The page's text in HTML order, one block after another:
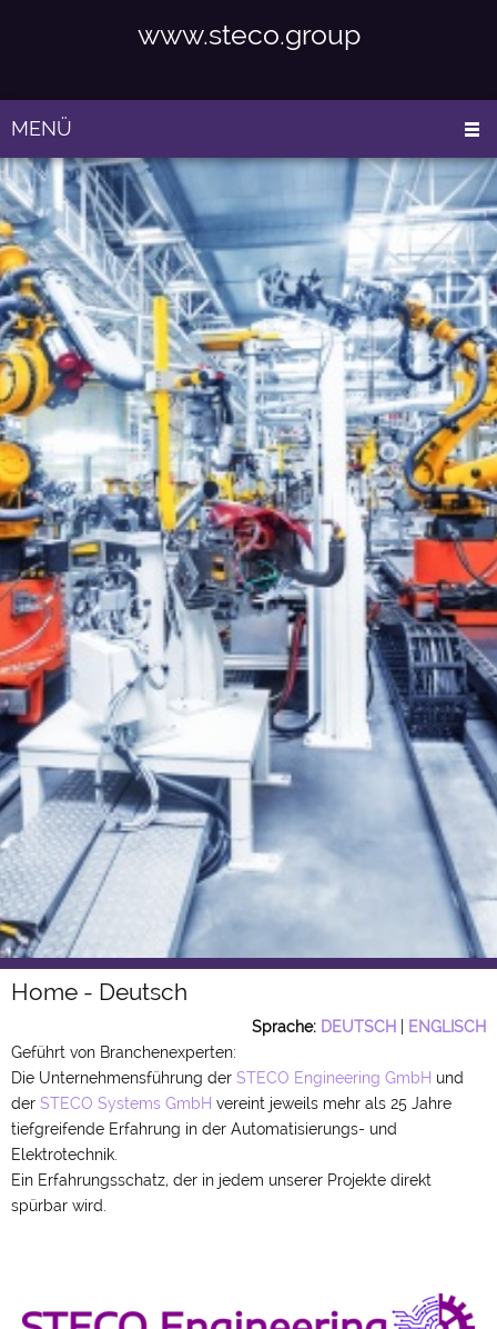
www.steco.group
MENÜ
Home - Deutsch
Sprache: DEUTSCH
ENGLISCH
Geführt von Branchenexperten:
Die Unternehmensführung der STECO Engineering GmbH und
der STECO Systems GmbH vereint jeweils mehr als 25 Jahre
tiefgreifende Erfahrung in der Automatisierungs- und
Elektrotechnik.
Ein Erfahrungsschatz, der in jedem unserer Projekte direkt
spürbar wird.